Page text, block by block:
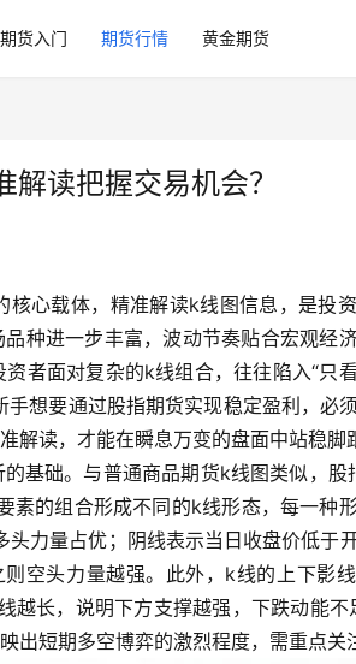
期货入门 期货行情 黄金期货
读把握交易机会？
心载体，精准解读k线图信息，是投
种进一步丰富，波动节奏贴合宏观经
者面对复杂的k线组合，往往陷入“只
想要通过股指期货实现稳定盈利，必
读，才能在瞬息万变的盘面中站稳脚
基础。与普通商品期货k线图类似，股
素的组合形成不同的k线形态，每一种
力量占优；阴线表示当日收盘价低于
空头力量越强。此外，k线的上下影
越长，说明下方支撑越强，下跌动能
短期多空博弈的激烈程度，需重点关